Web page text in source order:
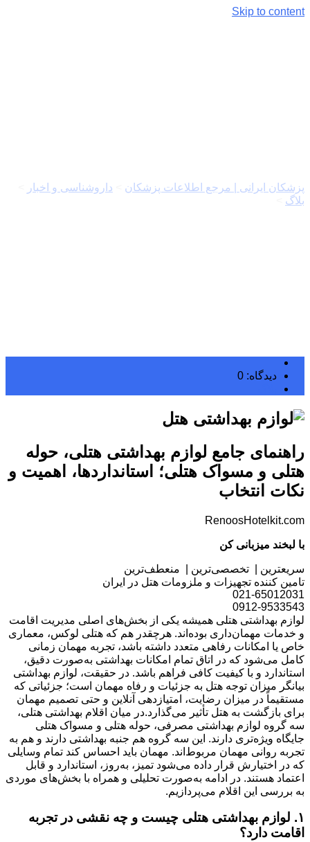
Skip to content
پزشکان ایرانی | مرجع اطلاعات پزشکان داروشناسی و اخبار
بلاگ
دیدگاه: 0
راهنمای جامع لوازم بهداشتی هتلی، حوله
هتلی و مسواک هتلی؛ استانداردها، اهمیت و
نکات انتخاب
RenoosHotelkit.com
با لبخند میزبانی کن
سریعترین | تخصصی‌ترین | منعطف‌ترین
تامین کننده تجهیزات و ملزومات هتل در ایران
021-65012031
0912-9533543
لوازم بهداشتی هتلی همیشه یکی از بخش‌های اصلی مدیریت اقامت
و خدمات مهمان‌داری بوده‌اند. هرچقدر هم که هتلی لوکس، معماری
خاص یا امکانات رفاهی متعدد داشته باشد، تجربه مهمان زمانی
کامل می‌شود که در اتاق تمام امکانات بهداشتی به‌صورت دقیق،
استاندارد و با کیفیت کافی فراهم باشد. در حقیقت، لوازم بهداشتی
بیانگر میزان توجه هتل به جزئیات و رفاه مهمان است؛ جزئیاتی که
مستقیماً در میزان رضایت، امتیازدهی آنلاین و حتی تصمیم مهمان
برای بازگشت به هتل تأثیر می‌گذارد.در میان اقلام بهداشتی هتلی،
سه گروه لوازم بهداشتی مصرفی، حوله هتلی و مسواک هتلی
جایگاه ویژه‌تری دارند. این سه گروه هم جنبه بهداشتی دارند و هم به
تجربه روانی مهمان مربوط‌اند. مهمان باید احساس کند تمام وسایلی
که در اختیارش قرار داده می‌شود تمیز، به‌روز، استاندارد و قابل
اعتماد هستند. در ادامه به‌صورت تحلیلی و همراه با بخش‌های موردی
به بررسی این اقلام می‌پردازیم.
۱. لوازم بهداشتی هتلی چیست و چه نقشی در تجربه
اقامت دارد؟